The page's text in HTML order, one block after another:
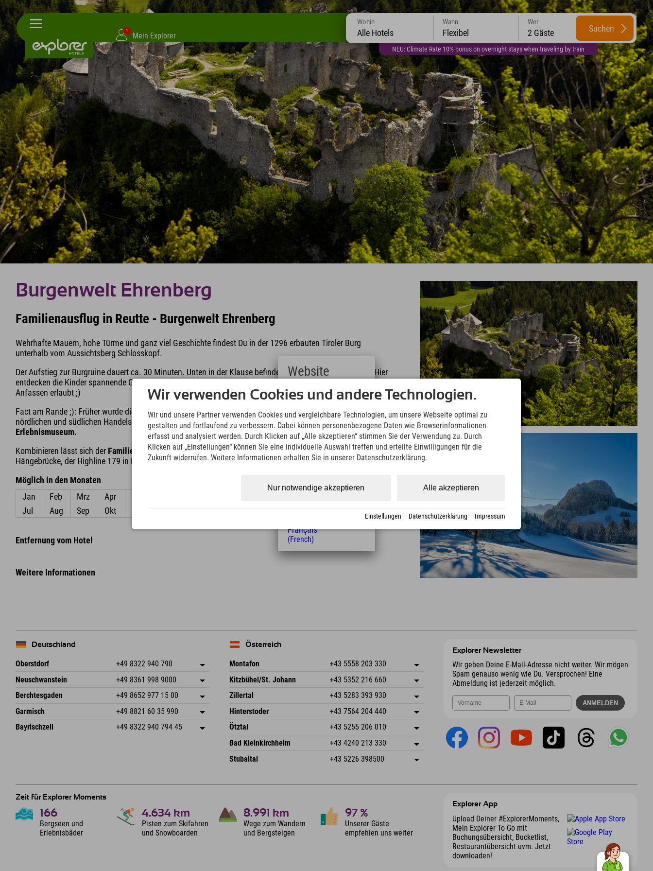
1
Mein Explorer
NEU: Climate Rate 10% bonus on overnight stays when traveling by train
Wohin
Alle Hotels
Wann
Flexibel
Wer
2 Gäste Suchen
Burgenwelt Ehrenberg
Familienausflug in Reutte - Burgenwelt Ehrenberg
Wehrhafte Mauern, hohe Türme und ganz viel Geschichte findest Du in der 1296 erbauten Tiroler Burg
unterhalb vom Aussichtsberg Schlosskopf.
Der Aufstieg zur Burgruine dauert ca. 30 Minuten. Unten in der Klause befindet sich ein Erlebnismuseum. Hier
entdecken die Kinder spannende Geschichten über das Leben im 14. Jahrhundert. In diesem Museum ist auch
Anfassen erlaubt ;)
Fact am Rande ;): Früher wurde diese Burg als Verteidigungsanlage und wichtige Zollstation zwischen der
nördlichen und südlichen Handelsroute genutzt. Heute befindet sich spannendeAusstellungen im
Erlebnismuseum.
Kombinieren lässt sich der Familienausflug zur Burgruine Ehrenbergmit dem spektakulären Weg auf der
Hängebrücke, der Highline 179 in Reutte!
Möglich in den Monaten
Jan
Feb Mrz Apr
Jul
Aug Sep Okt Dez
Entfernung vom Hotel
Weitere Informationen
Deutschland
Oberstdorf +49 8322 940 790
An der Breitach 3
Deutschland
Adresse speichern
Buchen
Neuschwanstein +49 8361 998 9000
An der Riese 45
87484 Nesselwang im Allgäu
Deutschland
Adresse speichern
Buchen
Berchtesgaden +49 8652 977 15 00
Hofreitstr. 7
Deutschland
Adresse speichern
Buchen
Garmisch +49 8821 60 35 990
Frickenstraße 22
82490 Farchant
Adresse speichern
Bayrischzell +49 8322 940 794 45
Österreich
Montafon +43 5558 203 330
Dorfstr. 127b
6793 Gaschurn/Montafon
Österreich
Adresse speichern
Buchen
Kitzbühel/St. Johann +43 5352 216 660
Speckbacherstraße 87
Österreich
Adresse speichern
Buchen
Zillertal +43 5283 393 930
Schmiedau 2
Österreich
Adresse speichern
Buchen
Hinterstoder +43 7564 204 440
Freizeitpark 10
Österreich
Adresse speichern
Buchen
Ötztal +43 5255 206 010
Gscheat 14
Österreich
Adresse speichern
Buchen
Bad Kleinkirchheim +43 4240 213 330
Dorfstraße 24
Adresse speichern
Mail senden
Stubaital +43 5226 398500
Explorer Newsletter
Wir geben Deine E-Mail-Adresse nicht weiter. Wir mögen
Spam genauso wenig wie Du. Versprochen! Eine
Abmeldung ist jederzeit möglich.
Explorer App
Upload Deiner #ExplorerMoments,
Mein Explorer To Go mit
Buchungsübersicht, Bucketlist,
Restaurantübersicht uvm. Jetzt
downloaden!
Zeit für Explorer Moments
166
Bergseen und
Erlebnisbäder
4.634 km
Pisten zum Skifahren
und Snowboarden
8.991 km
Wege zum Wandern
und Bergsteigen
97 %
Unserer Gäste
empfehlen uns weiter
Wir verwenden Cookies und andere Technologien.
Wir und unsere Partner verwenden Cookies und vergleichbare Technologien, um unsere Webseite optimal zu
gestalten und fortlaufend zu verbessern. Dabei können personenbezogene Daten wie Browserinformationen
erfasst und analysiert werden. Durch Klicken auf „Alle akzeptieren“ stimmen Sie der Verwendung zu. Durch
Klicken auf „Einstellungen“ können Sie eine individuelle Auswahl treffen und erteilte Einwilligungen für die
Zukunft widerrufen. Weitere Informationen erhalten Sie in unserer Datenschutzerklärung.
Alle akzeptieren
Nur notwendige akzeptieren
Einstellungen · Datenschutzerklärung · Impressum
Website
Deutsch
(German)
English
(English)
Italiano
(Italian)
Čeština
(Czech)
Magyar
Nederlands
Français
(French)